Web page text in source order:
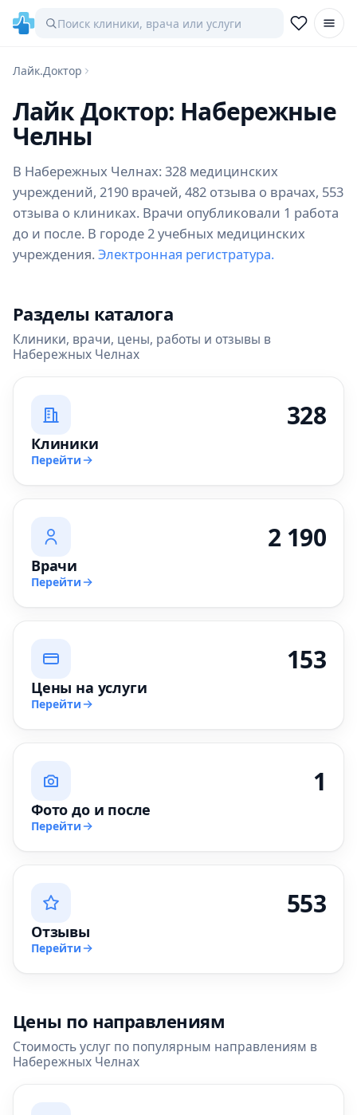
Лайк.Доктор
Лайк Доктор: Набережные
Челны
В Набережных Челнах: 328 медицинских
учреждений, 2190 врачей, 482 отзыва о врачах, 553
отзыва о клиниках. Врачи опубликовали 1 работа
до и после. В городе 2 учебных медицинских
учреждения. Электронная регистратура.
Разделы каталога
Клиники, врачи, цены, работы и отзывы в
Набережных Челнах
328
Клиники
Перейти
2 190
Врачи
Перейти
153
Цены на услуги
Перейти
1
Фото до и после
Перейти
553
Отзывы
Перейти
Цены по направлениям
Стоимость услуг по популярным направлениям в
Набережных Челнах